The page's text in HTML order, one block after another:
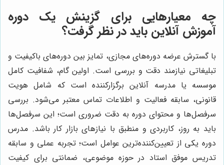
چه معیارهایی برای گزینش یک دوره
آموزش آنلاین باید در نظر گرفت؟
با گسترش عرضه دوره‌های مجازی، تمایز بین دوره‌های باکیفیت و
تبلیغاتی نیازمند دقت و بررسی است. اولین گام، شفافیت کامل
موسسه یا مدرسه آنلاین برگزارکننده است که شامل هویت
قانونی، سابقه فعالیت و اطلاعات تماس معتبر می‌شود. بررسی
سرفصل‌ها و محتوای دوره به دقت ضروری است؛ این سرفصل‌ها
باید به روز، کاربردی و منطبق با نیازهای بازار کار باشد. مدرس
دوره یکی از تعیین‌کننده‌ترین عوامل است؛ تجربه عملی و سابقه
تدریس موفق استاد در حوزه موضوعی، ضمانتی برای کیفیت